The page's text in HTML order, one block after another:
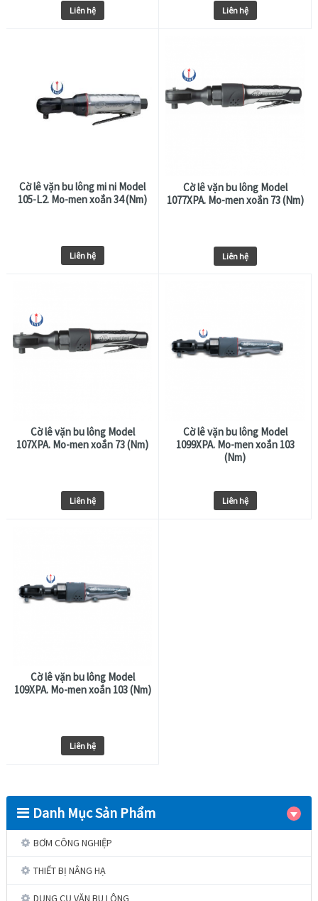
Liên hệ Liên hệ
Cờ lê vặn bu lông mi ni Model
105-L2. Mo-men xoắn 34 (Nm)
Liên hệ
Cờ lê vặn bu lông Model
1077XPA. Mo-men xoắn 73 (Nm)
Liên hệ
Cờ lê vặn bu lông Model
107XPA. Mo-men xoắn 73 (Nm)
Liên hệ
Cờ lê vặn bu lông Model
1099XPA. Mo-men xoắn 103
(Nm)
Liên hệ
Cờ lê vặn bu lông Model
109XPA. Mo-men xoắn 103 (Nm)
Liên hệ
Danh Mục Sản Phẩm
BƠM CÔNG NGHIỆP
THIẾT BỊ NÂNG HẠ
DỤNG CỤ VẶN BU LÔNG